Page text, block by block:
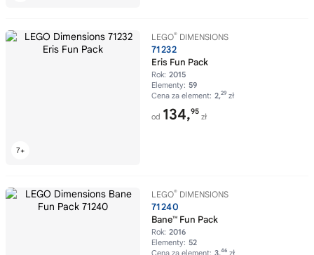
LEGO® DIMENSIONS
71232
Eris Fun Pack
Rok: 2015
Elementy: 59
Cena za element: 2,29 zł
od 134,95
zł
LEGO® DIMENSIONS
71240
Bane™ Fun Pack
Rok: 2016
Elementy: 52
Cena za element: 3,46 zł